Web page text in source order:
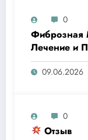
0
Фиброзная
Лечение и
09.06.2026
0
Отзыв